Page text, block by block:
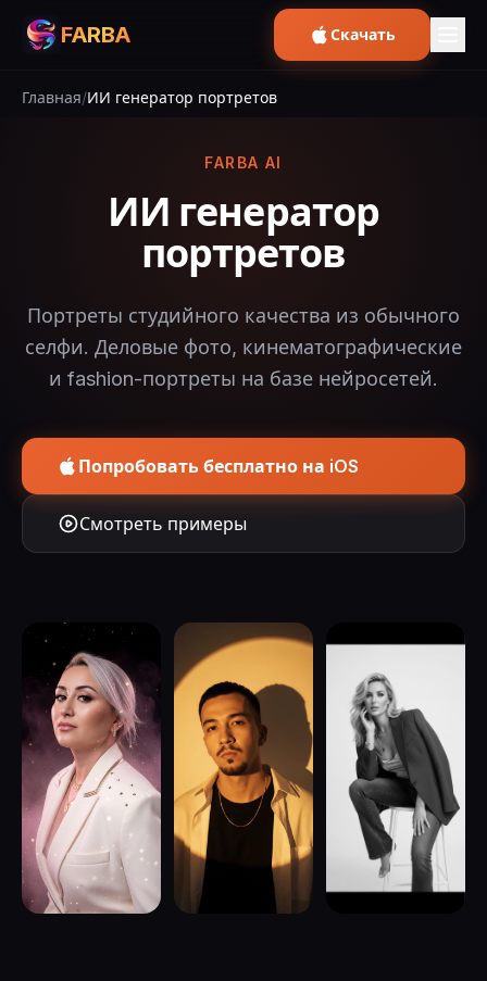
FARBA Скачать
Главная/ИИ генератор портретов
FARBA AI
ИИ генератор
портретов
Портреты студийного качества из обычного
селфи. Деловые фото, кинематографические
и fashion-портреты на базе нейросетей.
Попробовать бесплатно на iOS
Смотреть примеры